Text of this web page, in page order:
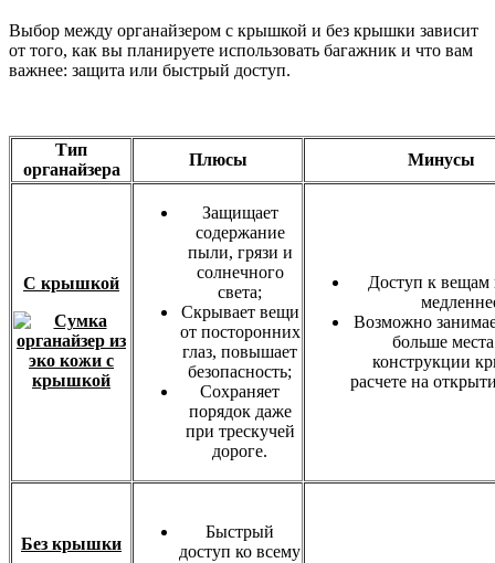
Выбор между органайзером с крышкой и без крышки зависит
от того, как вы планируете использовать багажник и что вам
важнее: защита или быстрый доступ.
Тип
органайзера
Плюсы Минусы
С крышкой
Защищает
содержание
пыли, грязи и
солнечного
света;
Скрывает вещи
от посторонних
глаз, повышает
безопасность;
Сохраняет
порядок даже
при трескучей
дороге.
Доступ к вещам
Возможно
больше места
конструкции
расчете на
Без крышки
Быстрый
доступ ко всему